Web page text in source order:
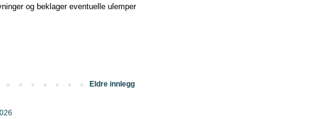
og beklager eventuelle ulemper
Eldre innlegg